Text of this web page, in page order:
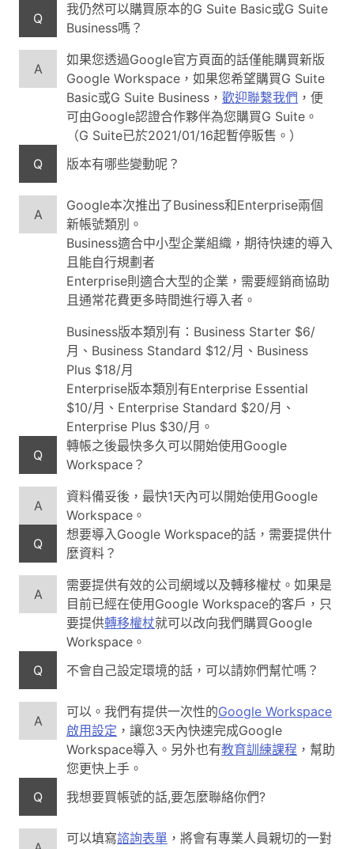
Q
我仍然可以購買原本的G Suite Basic或G Suite
Business嗎？
A
如果您透過Google官方頁面的話僅能購買新版
Google Workspace，如果您希望購買G Suite
Basic或G Suite Business， 歡迎聯繫我們 ，便
可由Google認證合作夥伴為您購買G Suite。
（G Suite已於2021/01/16起暫停販售。）
Q
版本有哪些變動呢？
A
Google本次推出了Business和Enterprise兩個
新帳號類別。
Business適合中小型企業組織，期待快速的導入
且能自行規劃者
Enterprise則適合大型的企業，需要經銷商協助
且通常花費更多時間進行導入者。
Business版本類別有：Business Starter $6/
月、Business Standard $12/月、Business
Plus $18/月
Enterprise版本類別有Enterprise Essential
$10/月、Enterprise Standard $20/月、
Enterprise Plus $30/月。
Q
轉帳之後最快多久可以開始使用Google
Workspace？
A
資料備妥後，最快1天內可以開始使用Google
Workspace。
Q
想要導入Google Workspace的話，需要提供什
麼資料？
A
需要提供有效的公司網域以及轉移權杖。如果是
目前已經在使用Google Workspace的客戶，只
要提供轉移權杖就可以改向我們購買Google
Workspace。
Q
不會自己設定環境的話，可以請妳們幫忙嗎？
A
可以。我們有提供一次性的Google Workspace
啟用設定 ，讓您3天內快速完成Google
Workspace導入。另外也有教育訓練課程 ，幫助
您更快上手。
Q
我想要買帳號的話,要怎麼聯絡你們?
可以填寫諮詢表單 ，將會有專業人員親切的一對